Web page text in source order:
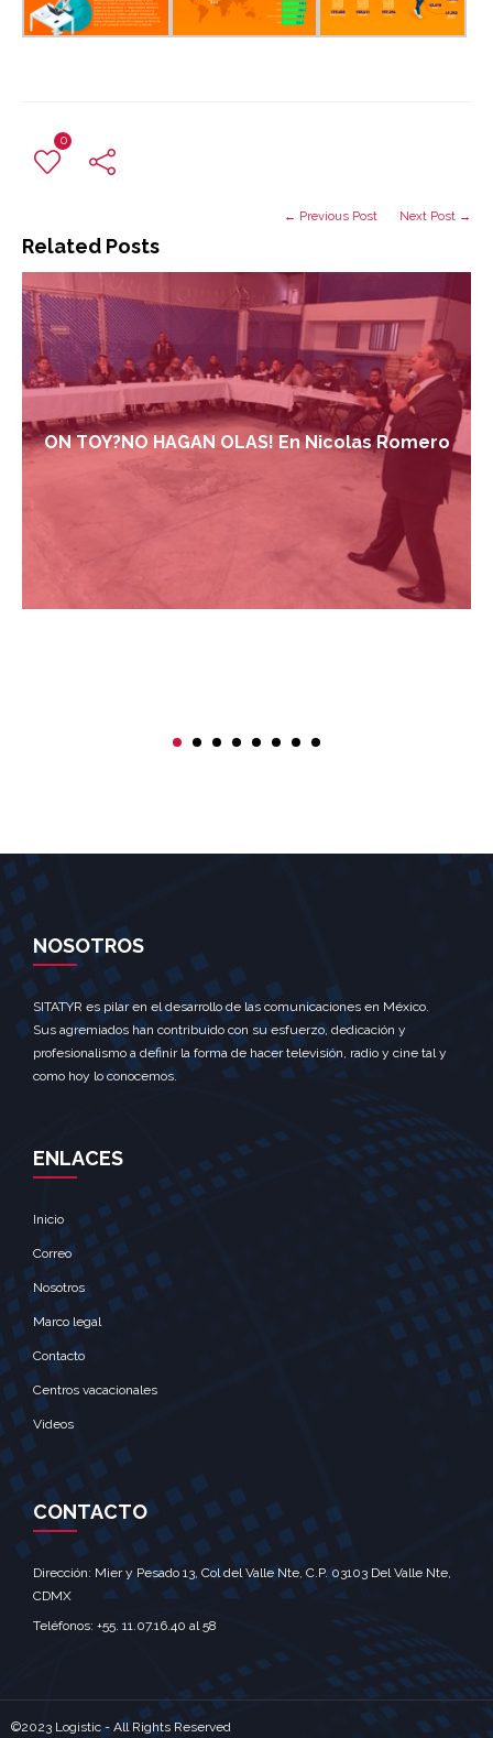
0
Related Posts
← Previous Post Next Post →
ON TOY?NO HAGAN OLAS! En Nicolas Romero
NOSOTROS
SITATYR es pilar en el desarrollo de las comunicaciones en México.
Sus agremiados han contribuido con su esfuerzo, dedicación y
profesionalismo a definir la forma de hacer televisión, radio y cine tal y
como hoy lo conocemos.
ENLACES
Inicio
Correo
Nosotros
Marco legal
Contacto
Centros vacacionales
Videos
CONTACTO
Dirección: Mier y Pesado 13, Col del Valle Nte, C.P. 03103 Del Valle Nte,
CDMX‎
Teléfonos: +55. 11.07.16.40 al 58‎
©2023 Logistic - All Rights Reserved